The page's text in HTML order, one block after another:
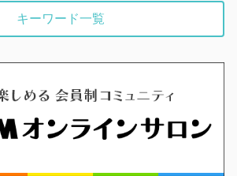
キーワード一覧